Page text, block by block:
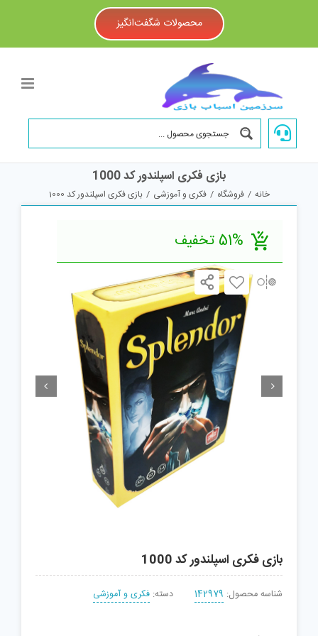
محصولات شگفت‌انگیز
بازی فکری اسپلندور کد 1000
خانه / فروشگاه / فکری و آموزشی / بازی فکری اسپلندور کد 1000
51% تخفیف
 
بازی فکری اسپلندور کد 1000
شناسه محصول: 142979 دسته: فکری و آموزشی